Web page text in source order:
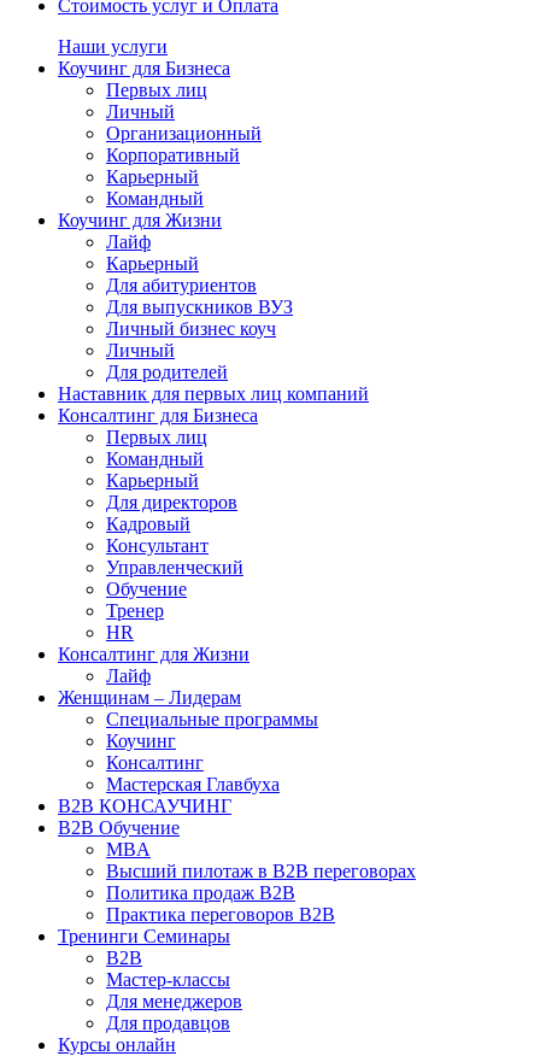
Стоимость услуг и Оплата
Наши услуги
Коучинг для Бизнеса
Первых лиц
Личный
Организационный
Корпоративный
Карьерный
Командный
Коучинг для Жизни
Лайф
Карьерный
Для абитуриентов
Для выпускников ВУЗ
Личный бизнес коуч
Личный
Для родителей
Наставник для первых лиц компаний
Консалтинг для Бизнеса
Первых лиц
Командный
Карьерный
Для директоров
Кадровый
Консультант
Управленческий
Обучение
Тренер
HR
Консалтинг для Жизни
Лайф
Женщинам – Лидерам
Специальные программы
Коучинг
Консалтинг
Мастерская Главбуха
B2B КОНСАУЧИНГ
B2B Обучение
MBA
Высший пилотаж в B2B переговорах
Политика продаж B2B
Практика переговоров B2B
Тренинги Семинары
B2B
Мастер-классы
Для менеджеров
Для продавцов
Курсы онлайн